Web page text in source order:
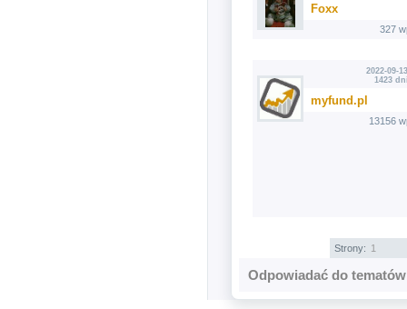
Foxx
327
2022-09-
1423
myfund.pl
13156
Strony: 1
Odpowiadać do